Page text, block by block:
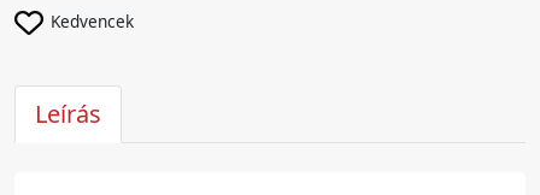
Kedvencek
Leírás